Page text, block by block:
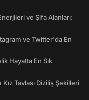
ve Şifa Alanları:
ve Twitter'da En
Hayatta En Sık
Kız Tavlası Diziliş Şekilleri